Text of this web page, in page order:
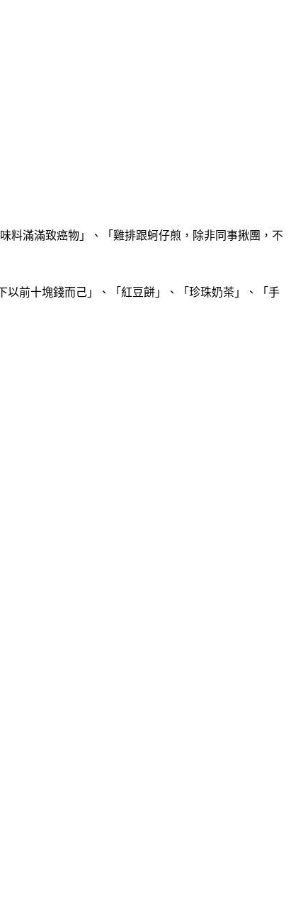
料滿滿致癌物」、「雞排跟蚵仔煎，除非同事揪團，不
以前十塊錢而己」、「紅豆餅」、「珍珠奶茶」、「手